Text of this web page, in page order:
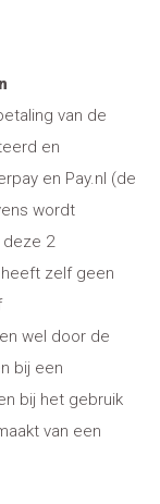
van de
en
en Pay.nl (de
wordt
2
zelf geen
wel door de
bij een
bij het gebruik
van een